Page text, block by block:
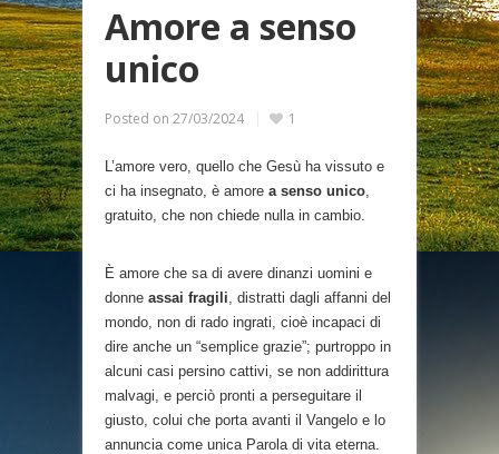
Amore a senso
unico
Posted on 27/03/2024 1
L’amore vero, quello che Gesù ha vissuto e
ci ha insegnato, è amore a senso unico
gratuito, che non chiede nulla in cambio.
È amore che sa di avere dinanzi uomini e
donne assai fragili , distratti dagli affanni del
mondo, non di rado ingrati, cioè incapaci di
dire anche un “semplice grazie”; purtroppo in
alcuni casi persino cattivi, se non addirittura
malvagi, e perciò pronti a perseguitare il
giusto, colui che porta avanti il Vangelo e lo
annuncia come unica Parola di vita eterna.